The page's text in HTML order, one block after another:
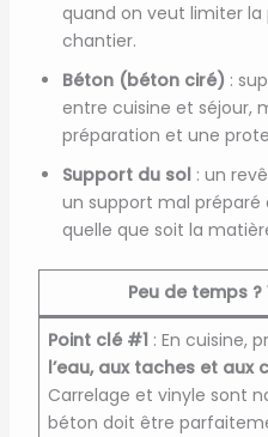
quand on veut limiter
chantier.
Béton (béton ciré) :
entre cuisine et séjour,
préparation et une
Support du sol: un
un support mal préparé
quelle que soit la
Peu de temps ?
Point clé #1: En cuisine,
l’eau, aux taches et aux
Carrelage et vinyle sont
béton doit être